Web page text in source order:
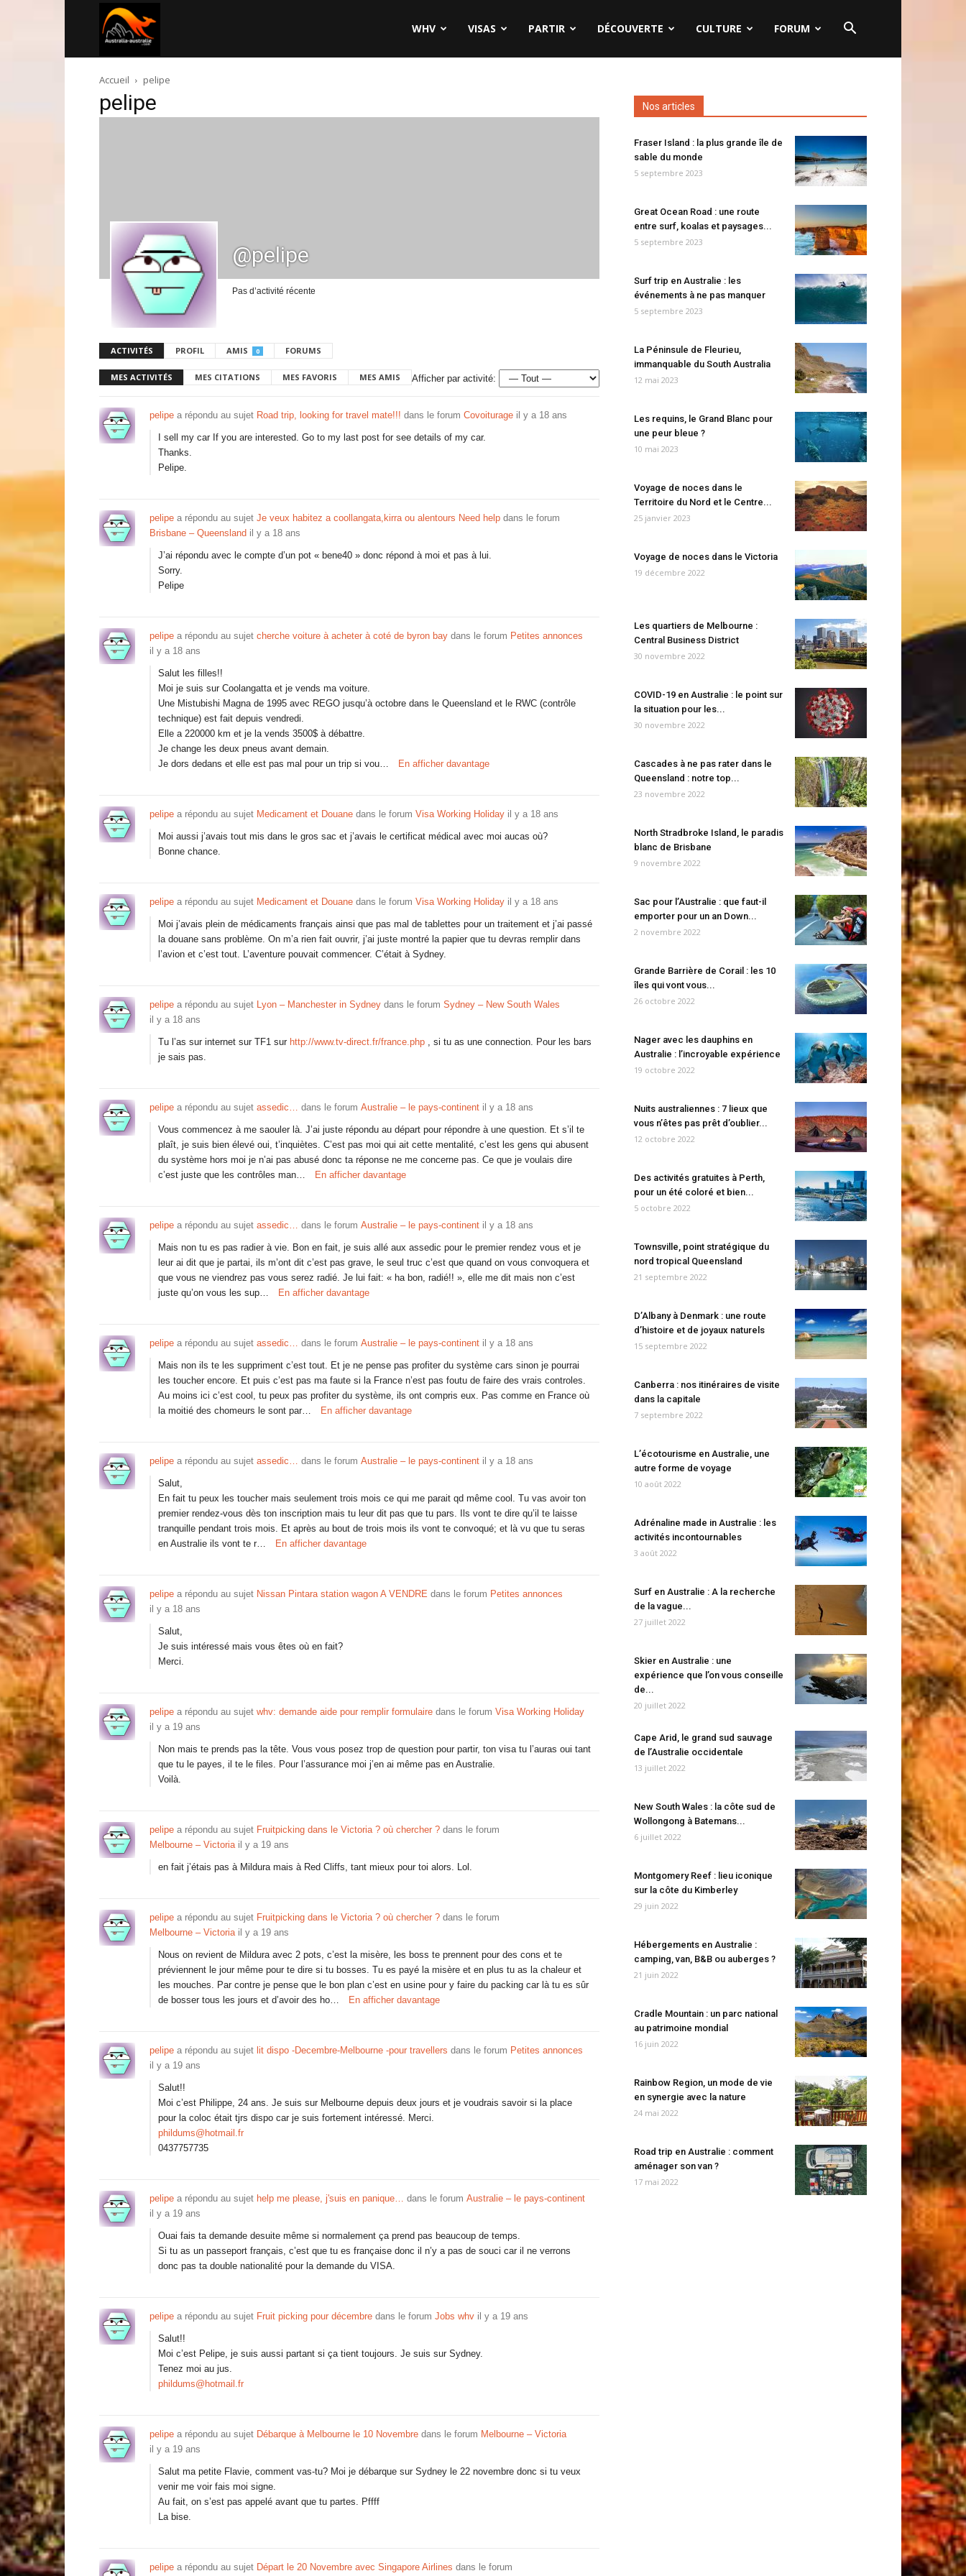
australie.com
WHV VISAS PARTIR DÉCOUVERTE CULTURE FORUM
Accueil pelipe
pelipe
@pelipe
Pas d’activité récente
ACTIVITÉS PROFIL AMIS 0 FORUMS
MES ACTIVITÉS MES CITATIONS MES FAVORIS MES AMIS Afficher par activité:
pelipe a répondu au sujet Road trip, looking for travel mate!!! dans le forum Covoiturage il y a 18 ans
I sell my car If you are interested. Go to my last post for see details of my car.
Thanks.
Pelipe.
pelipe a répondu au sujet Je veux habitez a coollangata,kirra ou alentours Need help dans le forum
Brisbane – Queensland il y a 18 ans
J’ai répondu avec le compte d’un pot « bene40 » donc répond à moi et pas à lui.
Sorry.
Pelipe
pelipe a répondu au sujet cherche voiture à acheter à coté de byron bay dans le forum Petites annonces
il y a 18 ans
Salut les filles!!
Moi je suis sur Coolangatta et je vends ma voiture.
Une Mistubishi Magna de 1995 avec REGO jusqu’à octobre dans le Queensland et le RWC (contrôle
technique) est fait depuis vendredi.
Elle a 220000 km et je la vends 3500$ à débattre.
Je change les deux pneus avant demain.
Je dors dedans et elle est pas mal pour un trip si vou…
En afficher davantage
pelipe a répondu au sujet Medicament et Douane dans le forum Visa Working Holiday il y a 18 ans
Moi aussi j’avais tout mis dans le gros sac et j’avais le certificat médical avec moi aucas où?
Bonne chance.
pelipe a répondu au sujet Medicament et Douane dans le forum Visa Working Holiday il y a 18 ans
Moi j’avais plein de médicaments français ainsi que pas mal de tablettes pour un traitement et j’ai passé
la douane sans problème. On m’a rien fait ouvrir, j’ai juste montré la papier que tu devras remplir dans
l’avion et c’est tout. L’aventure pouvait commencer. C’était à Sydney.
pelipe a répondu au sujet Lyon – Manchester in Sydney dans le forum Sydney – New South Wales
il y a 18 ans
Tu l’as sur internet sur TF1 sur http://www.tv-direct.fr/france.php , si tu as une connection. Pour les bars
je sais pas.
pelipe a répondu au sujet assedic… dans le forum Australie – le pays-continent il y a 18 ans
Vous commencez à me saouler là. J’ai juste répondu au départ pour répondre à une question. Et s’il te
plaît, je suis bien élevé oui, t’inquiètes. C’est pas moi qui ait cette mentalité, c’est les gens qui abusent
du système hors moi je n’ai pas abusé donc ta réponse ne me concerne pas. Ce que je voulais dire
c’est juste que les contrôles man…
En afficher davantage
pelipe a répondu au sujet assedic… dans le forum Australie – le pays-continent il y a 18 ans
Mais non tu es pas radier à vie. Bon en fait, je suis allé aux assedic pour le premier rendez vous et je
leur ai dit que je partai, ils m’ont dit c’est pas grave, le seul truc c’est que quand on vous convoquera et
que vous ne viendrez pas vous serez radié. Je lui fait: « ha bon, radié!! », elle me dit mais non c’est
juste qu’on vous les sup…
En afficher davantage
pelipe a répondu au sujet assedic… dans le forum Australie – le pays-continent il y a 18 ans
Mais non ils te les suppriment c’est tout. Et je ne pense pas profiter du système cars sinon je pourrai
les toucher encore. Et puis c’est pas ma faute si la France n’est pas foutu de faire des vrais controles.
Au moins ici c’est cool, tu peux pas profiter du système, ils ont compris eux. Pas comme en France où
la moitié des chomeurs le sont par…
En afficher davantage
pelipe a répondu au sujet assedic… dans le forum Australie – le pays-continent il y a 18 ans
Salut,
En fait tu peux les toucher mais seulement trois mois ce qui me parait qd même cool. Tu vas avoir ton
premier rendez-vous dès ton inscription mais tu leur dit pas que tu pars. Ils vont te dire qu’il te laisse
tranquille pendant trois mois. Et après au bout de trois mois ils vont te convoqué; et là vu que tu seras
en Australie ils vont te r…
En afficher davantage
pelipe a répondu au sujet Nissan Pintara station wagon A VENDRE dans le forum Petites annonces
il y a 18 ans
Salut,
Je suis intéressé mais vous êtes où en fait?
Merci.
pelipe a répondu au sujet whv: demande aide pour remplir formulaire dans le forum Visa Working Holiday
il y a 19 ans
Non mais te prends pas la tête. Vous vous posez trop de question pour partir, ton visa tu l’auras oui tant
que tu le payes, il te le files. Pour l’assurance moi j’en ai même pas en Australie.
Voilà.
pelipe a répondu au sujet Fruitpicking dans le Victoria ? où chercher ? dans le forum
Melbourne – Victoria il y a 19 ans
en fait j’étais pas à Mildura mais à Red Cliffs, tant mieux pour toi alors. Lol.
pelipe a répondu au sujet Fruitpicking dans le Victoria ? où chercher ? dans le forum
Melbourne – Victoria il y a 19 ans
Nous on revient de Mildura avec 2 pots, c’est la misère, les boss te prennent pour des cons et te
préviennent le jour même pour te dire si tu bosses. Tu es payé la misère et en plus tu as la chaleur et
les mouches. Par contre je pense que le bon plan c’est en usine pour y faire du packing car là tu es sûr
de bosser tous les jours et d’avoir des ho…
En afficher davantage
pelipe a répondu au sujet lit dispo -Decembre-Melbourne -pour travellers dans le forum Petites annonces
il y a 19 ans
Salut!!
Moi c’est Philippe, 24 ans. Je suis sur Melbourne depuis deux jours et je voudrais savoir si la place
pour la coloc était tjrs dispo car je suis fortement intéressé. Merci.
phildums@hotmail.fr
0437757735
pelipe a répondu au sujet help me please, j'suis en panique… dans le forum Australie – le pays-continent
il y a 19 ans
Ouai fais ta demande desuite même si normalement ça prend pas beaucoup de temps.
Si tu as un passeport français, c’est que tu es française donc il n’y a pas de souci car il ne verrons
donc pas ta double nationalité pour la demande du VISA.
pelipe a répondu au sujet Fruit picking pour décembre dans le forum Jobs whv il y a 19 ans
Salut!!
Moi c’est Pelipe, je suis aussi partant si ça tient toujours. Je suis sur Sydney.
Tenez moi au jus.
phildums@hotmail.fr
pelipe a répondu au sujet Débarque à Melbourne le 10 Novembre dans le forum Melbourne – Victoria
il y a 19 ans
Salut ma petite Flavie, comment vas-tu? Moi je débarque sur Sydney le 22 novembre donc si tu veux
venir me voir fais moi signe.
Au fait, on s’est pas appelé avant que tu partes. Pffff
La bise.
pelipe a répondu au sujet Départ le 20 Novembre avec Singapore Airlines dans le forum
Nos articles
Fraser Island : la plus grande île de
sable du monde
5 septembre 2023
Great Ocean Road : une route
entre surf, koalas et paysages...
5 septembre 2023
Surf trip en Australie : les
événements à ne pas manquer
5 septembre 2023
La Péninsule de Fleurieu,
immanquable du South Australia
12 mai 2023
Les requins, le Grand Blanc pour
une peur bleue ?
10 mai 2023
Voyage de noces dans le
Territoire du Nord et le Centre...
25 janvier 2023
Voyage de noces dans le Victoria
19 décembre 2022
Les quartiers de Melbourne :
Central Business District
30 novembre 2022
COVID-19 en Australie : le point sur
la situation pour les...
30 novembre 2022
Cascades à ne pas rater dans le
Queensland : notre top...
23 novembre 2022
North Stradbroke Island, le paradis
blanc de Brisbane
9 novembre 2022
Sac pour l’Australie : que faut-il
emporter pour un an Down...
2 novembre 2022
Grande Barrière de Corail : les 10
îles qui vont vous...
26 octobre 2022
Nager avec les dauphins en
Australie : l’incroyable expérience
19 octobre 2022
Nuits australiennes : 7 lieux que
vous n’êtes pas prêt d’oublier...
12 octobre 2022
Des activités gratuites à Perth,
pour un été coloré et bien...
5 octobre 2022
Townsville, point stratégique du
nord tropical Queensland
21 septembre 2022
D’Albany à Denmark : une route
d’histoire et de joyaux naturels
15 septembre 2022
Canberra : nos itinéraires de visite
dans la capitale
7 septembre 2022
L’écotourisme en Australie, une
autre forme de voyage
10 août 2022
Adrénaline made in Australie : les
activités incontournables
3 août 2022
Surf en Australie : A la recherche
de la vague...
27 juillet 2022
Skier en Australie : une
expérience que l’on vous conseille
de...
20 juillet 2022
Cape Arid, le grand sud sauvage
de l’Australie occidentale
13 juillet 2022
New South Wales : la côte sud de
Wollongong à Batemans...
6 juillet 2022
Montgomery Reef : lieu iconique
sur la côte du Kimberley
29 juin 2022
Hébergements en Australie :
camping, van, B&B ou auberges ?
21 juin 2022
Cradle Mountain : un parc national
au patrimoine mondial
16 juin 2022
Rainbow Region, un mode de vie
en synergie avec la nature
24 mai 2022
Road trip en Australie : comment
aménager son van ?
17 mai 2022